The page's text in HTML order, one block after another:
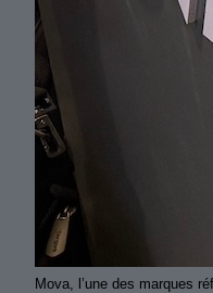
Mova, l’une des marques